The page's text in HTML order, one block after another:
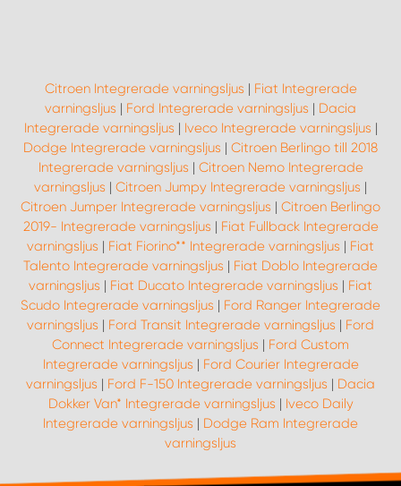
Citroen Integrerade varningsljus | Fiat Integrerade
varningsljus | Ford Integrerade varningsljus | Dacia
Integrerade varningsljus | Iveco Integrerade varningsljus |
Dodge Integrerade varningsljus | Citroen Berlingo till 2018
Integrerade varningsljus | Citroen Nemo Integrerade
varningsljus | Citroen Jumpy Integrerade varningsljus |
Citroen Jumper Integrerade varningsljus | Citroen Berlingo
2019- Integrerade varningsljus | Fiat Fullback Integrerade
varningsljus | Fiat Fiorino** Integrerade varningsljus | Fiat
Talento Integrerade varningsljus | Fiat Doblo Integrerade
varningsljus | Fiat Ducato Integrerade varningsljus | Fiat
Scudo Integrerade varningsljus | Ford Ranger Integrerade
varningsljus | Ford Transit Integrerade varningsljus | Ford
Connect Integrerade varningsljus | Ford Custom
Integrerade varningsljus | Ford Courier Integrerade
varningsljus | Ford F-150 Integrerade varningsljus | Dacia
Dokker Van* Integrerade varningsljus | Iveco Daily
Integrerade varningsljus | Dodge Ram Integrerade
varningsljus